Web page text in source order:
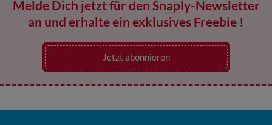
Melde Dich jetzt für den Snaply-Newsletter
an und erhalte ein exklusives Freebie !
Jetzt abonnieren